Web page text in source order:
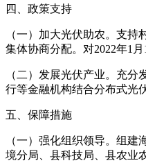
四、政策支持
（一）加大光伏助农。支
集体协商分配。对2022年1
（二）发展光伏产业。充
行等金融机构结合分布式光
五、保障措施
（一）强化组织领导。组
境分局、县科技局、县农业